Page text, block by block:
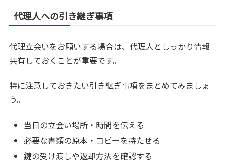
代理人への引き継ぎ事項
代理立会いをお願いする場合は、代理人としっかり情報
共有しておくことが重要です。
特に注意しておきたい引き継ぎ事項をまとめてみましょ
う。
当日の立会い場所・時間を伝える
必要な書類の原本・コピーを持たせる
鍵の受け渡しや返却方法を確認する